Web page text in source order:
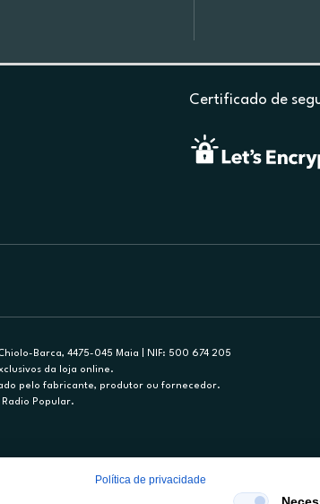
Certificado de
Barca, 4475-045 Maia | NIF: 500 674 205
da loja online.
pelo fabricante, produtor ou fornecedor.
Popular.
a título acessório e com exclusividade (registo BdP 2314.)
Política de privacidade